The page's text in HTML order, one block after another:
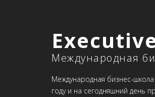
Международная
Международная бизнес-
году и на сегодняшний день